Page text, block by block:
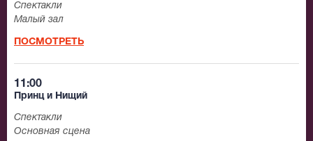
Спектакли
Малый зал
ПОСМОТРЕТЬ
11:00
Принц и Нищий
Спектакли
Основная сцена